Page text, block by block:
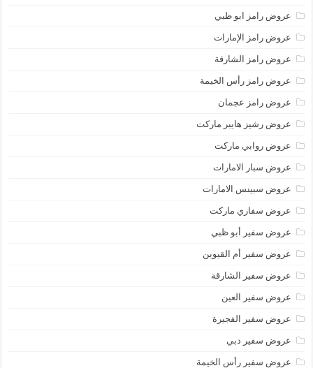
عروض رامز ابو ظبي
عروض رامز الإمارات
عروض رامز الشارقة
عروض رامز رأس الخيمة
عروض رامز عجمان
عروض رشيز هايبر ماركت
عروض روابي ماركت
عروض سبار الامارات
عروض سبينس الامارات
عروض سفاري ماركت
عروض سفير أبو ظبي
عروض سفير أم القيوين
عروض سفير الشارقة
عروض سفير العين
عروض سفير الفجيرة
عروض سفير دبي
عروض سفير رأس الخيمة